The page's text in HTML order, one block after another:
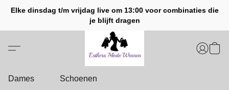
Elke dinsdag t/m vrijdag live om 13:00 voor combinaties die
je blijft dragen
Dames Schoenen